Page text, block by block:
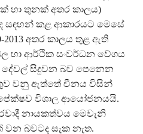
හා තුනක් අතර කාලය)
සඳහන් කළ ආකාරයට මෙසේ
අතර කාලය තුළ ඇති
හා ආර්ථික සංවර්ධන වේගය
සිදුවන බව පෙනෙන
වනු ඇත්තේ චීනය විසින්
විශාල ආයෝජනයයි.
නායකත්වය මෙවැනි
වන බවටද සැක නැත.